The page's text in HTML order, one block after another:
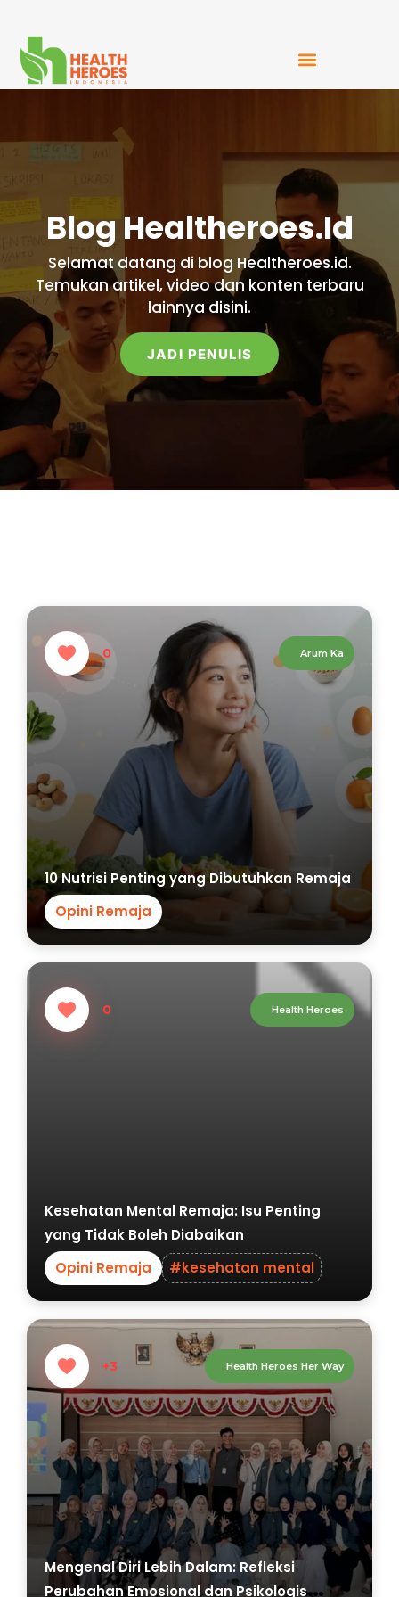
Blog Healtheroes.Id
Selamat datang di blog Healtheroes.id.
Temukan artikel, video dan konten terbaru
lainnya disini.
JADI PENULIS
0 Arum Ka
10 Nutrisi Penting yang Dibutuhkan Remaja
Opini Remaja
0 Health Heroes
Kesehatan Mental Remaja: Isu Penting
yang Tidak Boleh Diabaikan
Opini Remaja
#kesehatan mental
+3 Health Heroes Her Way
Mengenal Diri Lebih Dalam: Refleksi
Perubahan Emosional dan Psikologis